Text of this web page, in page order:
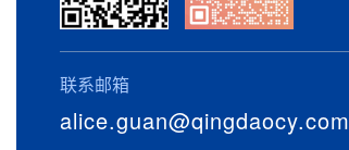
联系邮箱
alice.guan@qingdaocy.com